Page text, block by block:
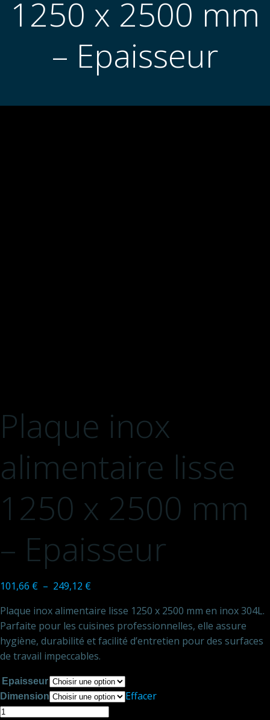
1250 x 2500 mm
– Epaisseur
Plaque inox
alimentaire lisse
1250 x 2500 mm
– Epaisseur
101,66 € – 249,12 €
prix :
101,66 €
à
249,12 €
Plaque inox alimentaire lisse 1250 x 2500 mm en inox 304L.
Parfaite pour les cuisines professionnelles, elle assure
hygiène, durabilité et facilité d’entretien pour des surfaces
de travail impeccables.
Epaisseur
Dimension
Effacer
quantité